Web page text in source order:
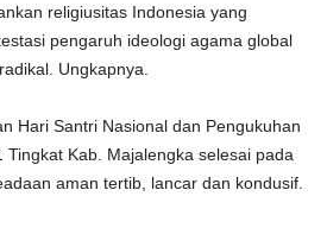
religiusitas Indonesia yang
pengaruh ideologi agama global
Ungkapnya.
Hari Santri Nasional dan Pengukuhan
Tingkat Kab. Majalengka selesai pada
aman tertib, lancar dan kondusif.